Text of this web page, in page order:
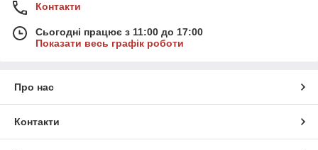
Контакти
Сьогодні працює з 11:00 до 17:00
Показати весь графік роботи
Про нас
Контакти